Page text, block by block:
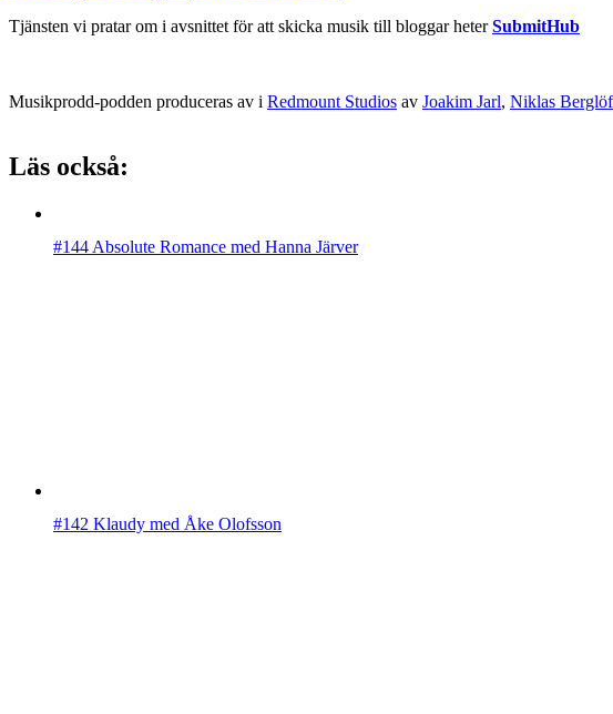
Tjänsten vi pratar om i avsnittet för att skicka musik till bloggar heterSubmitHub
Musikprodd-podden produceras av i Redmount Studios av Joakim Jarl, Niklas Berglöf
Läs också:
#144 Absolute Romance med Hanna Järver
#142 Klaudy med Åke Olofsson